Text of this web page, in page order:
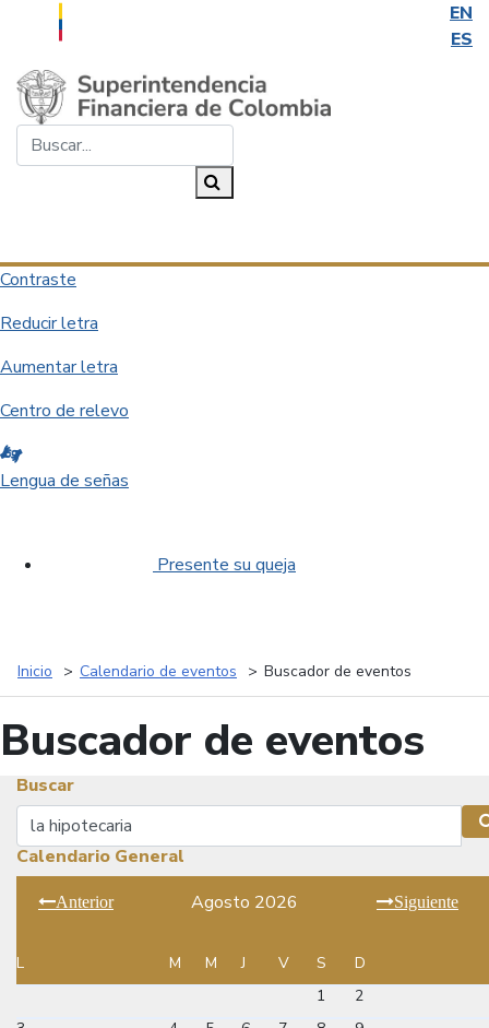
EN
ES
Saltar al contenido principal
Contraste
Reducir letra
Aumentar letra
Centro de relevo
Lengua de señas
Presente su queja
Inicio Calendario de eventos Buscador de eventos
Buscador de eventos
Buscar
Buscar
Calendario General
Anterior Agosto 2026 Siguiente
L M M J V S
D
1
2